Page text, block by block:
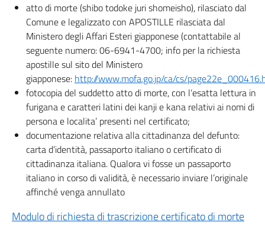
atto di morte (shibo todoke juri shomeisho), rilasciato dal
Comune e legalizzato con APOSTILLE rilasciata dal
Ministero degli Affari Esteri giapponese (contattabile al
seguente numero: 06-6941-4700; info per la richiesta
apostille sul sito del Ministero
giapponese: http://www.mofa.go.jp/ca/cs/
fotocopia del suddetto atto di morte, con l’esatta lettura in
furigana e caratteri latini dei kanji e kana relativi ai nomi di
persona e localita’ presenti nel certificato;
documentazione relativa alla cittadinanza del defunto:
carta d’identità, passaporto italiano o certificato di
cittadinanza italiana. Qualora vi fosse un passaporto
italiano in corso di validità, è necessario inviare l’originale
affinché venga annullato
Modulo di richiesta di trascrizione certificato di morte